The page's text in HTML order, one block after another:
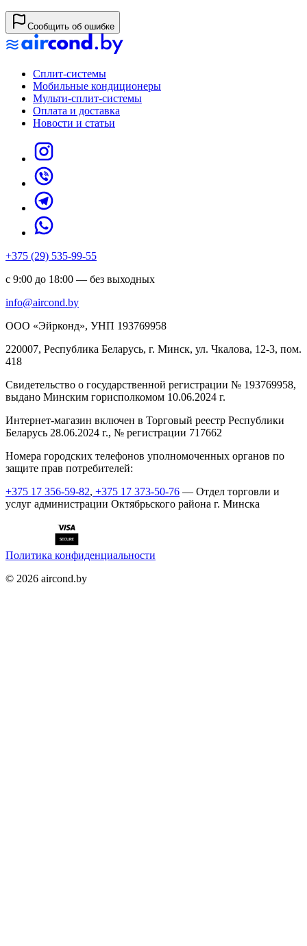
Сообщить об ошибке
Сплит-системы
Мобильные кондиционеры
Мульти-сплит-системы
Оплата и доставка
Новости и статьи
+375 (29) 535-99-55
с 9:00 до 18:00 — без выходных
info@aircond.by
ООО «Эйрконд», УНП 193769958
220007, Республика Беларусь, г. Минск, ул. Чкалова, 12-3, пом.
418
Cвидетельство о государственной регистрации № 193769958,
выдано Минским горисполкомом 10.06.2024 г.
Интернет-магазин включен в Торговый реестр Республики
Беларусь 28.06.2024 г., № регистрации 717662
Номера городских телефонов уполномоченных органов по
защите прав потребителей:
+375 17 356-59-82, +375 17 373-50-76 — Отдел торговли и
услуг администрации Октябрьского района г. Минска
Политика конфиденциальности
© 2026 aircond.by